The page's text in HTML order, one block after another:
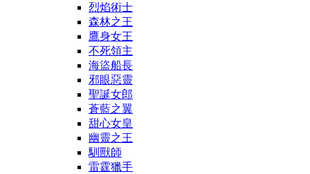
烈焰術士
森林之王
鷹身女王
不死領主
海盜船長
邪眼惡靈
聖誕女郎
蒼藍之翼
甜心女皇
幽靈之王
馴獸師
雷霆獵手